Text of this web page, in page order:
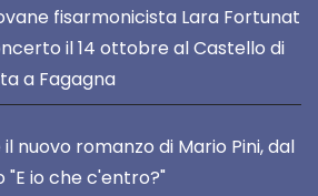
fisarmonicista Lara Fortunat
il 14 ottobre al Castello di
a Fagagna
il nuovo romanzo di Mario Pini, dal
"E io che c'entro?"